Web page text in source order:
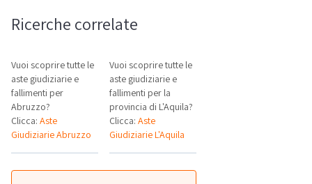
Ricerche correlate
Vuoi scoprire tutte le
aste giudiziarie e
fallimenti per
Abruzzo?
Clicca: Aste
Giudiziarie Abruzzo
Vuoi scoprire tutte le
aste giudiziarie e
fallimenti per la
provincia di L'Aquila?
Clicca:Aste
Giudiziarie L'Aquila